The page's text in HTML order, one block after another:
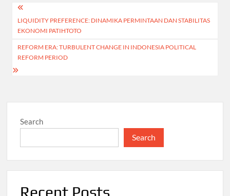
Post
navigation
LIQUIDITY PREFERENCE: DINAMIKA PERMINTAAN DAN STABILITAS
EKONOMI PATIHTOTO
REFORM ERA: TURBULENT CHANGE IN INDONESIA POLITICAL
REFORM PERIOD
Search
Search
Recent Posts